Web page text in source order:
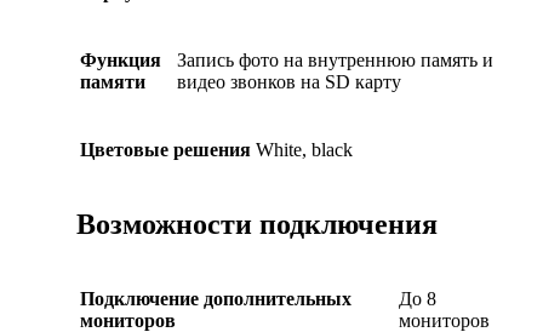
Функция
памяти
Запись фото на внутреннюю память и
видео звонков на SD карту
Цветовые решения White, black
Возможности подключения
Подключение дополнительных
мониторов
До 8
мониторов